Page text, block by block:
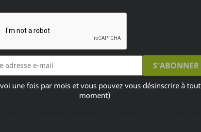
une fois par mois et vous pouvez vous désinscrire à tout
moment)